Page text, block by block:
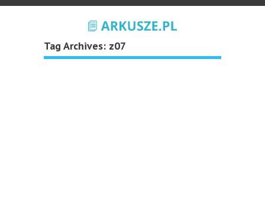
Tag Archives: z07